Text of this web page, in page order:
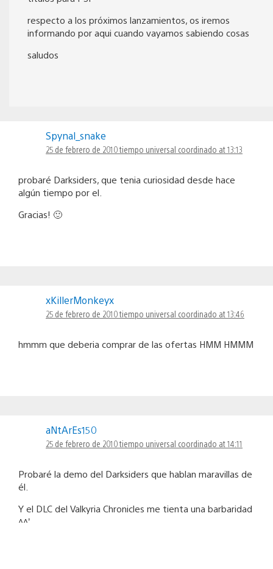
respecto a los próximos lanzamientos, os iremos
informando por aqui cuando vayamos sabiendo cosas
saludos
Spynal_snake
25 de febrero de 2010 tiempo universal coordinado at 13:13
probaré Darksiders, que tenia curiosidad desde hace
algún tiempo por el.
Gracias! 🙂
xKillerMonkeyx
25 de febrero de 2010 tiempo universal coordinado at 13:46
hmmm que deberia comprar de las ofertas HMM HMMM
aNtArEs150
25 de febrero de 2010 tiempo universal coordinado at 14:11
Probaré la demo del Darksiders que hablan maravillas de
él.
Y el DLC del Valkyria Chronicles me tienta una barbaridad
^^’